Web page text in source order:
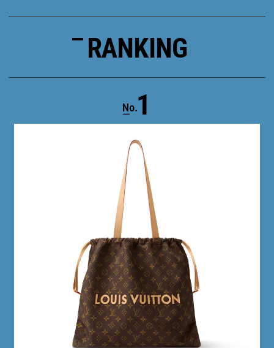
RANKING
1